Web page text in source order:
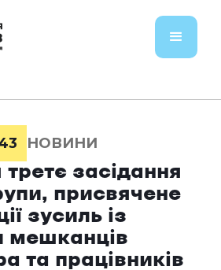
НОВИНИ
третє засідання
присвячене
зусиль із
мешканців
та працівників